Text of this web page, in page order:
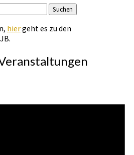
Suchen
hiergeht es zu den